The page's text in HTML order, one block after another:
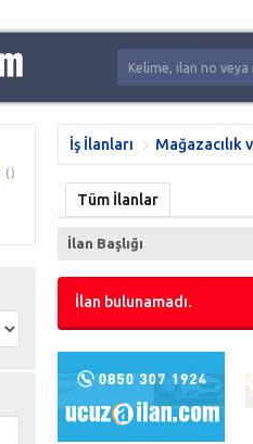
()
İş İlanları Mağazacılık
Tüm İlanlar
İlan Başlığı
İlan bulunamadı.